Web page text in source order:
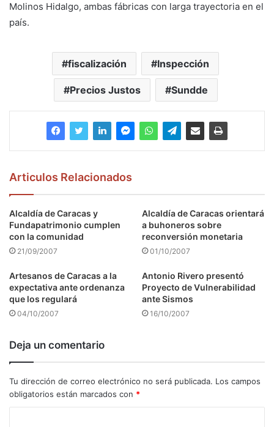
Molinos Hidalgo, ambas fábricas con larga trayectoria en el
país.
fiscalización Inspección
Precios Justos Sundde
Articulos Relacionados
Alcaldía de Caracas y
Fundapatrimonio cumplen
con la comunidad
21/09/2007
Alcaldía de Caracas orientará
a buhoneros sobre
reconversión monetaria
01/10/2007
Artesanos de Caracas a la
expectativa ante ordenanza
que los regulará
04/10/2007
Antonio Rivero presentó
Proyecto de Vulnerabilidad
ante Sismos
16/10/2007
Deja un comentario
Tu dirección de correo electrónico no será publicada. Los campos
obligatorios están marcados con *